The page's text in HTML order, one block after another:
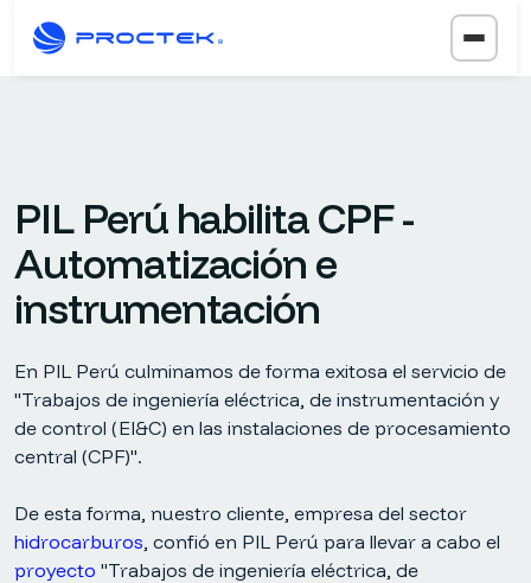
PIL Perú habilita CPF -
Automatización e
instrumentación
En PIL Perú culminamos de forma exitosa el servicio de
"Trabajos de ingeniería eléctrica, de instrumentación y
de control (EI&C) en las instalaciones de procesamiento
central (CPF)".
De esta forma, nuestro cliente, empresa del sector
hidrocarburos, confió en PIL Perú para llevar a cabo el
proyecto "Trabajos de ingeniería eléctrica, de